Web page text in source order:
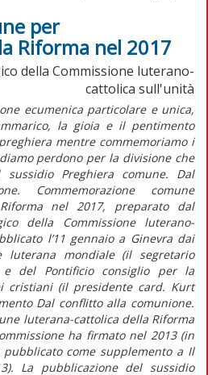
per
Riforma nel 2017
della Commissione luterano-
cattolica sull'unità
ecumenica particolare e unica,
la gioia e il pentimento
mentre commemoriamo i
perdono per la divisione che
Preghiera comune. Dal
Commemorazione comune
nel 2017, preparato dal
della Commissione luterano-
l’11 gennaio a Ginevra dai
luterana mondiale (il segretario
e del Pontificio consiglio per la
cristiani (il presidente card. Kurt
Dal conflitto alla comunione.
luterana-cattolica della Riforma
ha firmato nel 2013 (in
come supplemento a Il
La pubblicazione del sussidio